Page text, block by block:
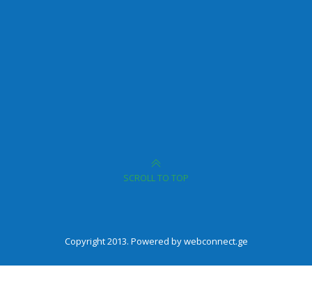
SCROLL TO TOP
Copyright 2013. Powered by webconnect.ge